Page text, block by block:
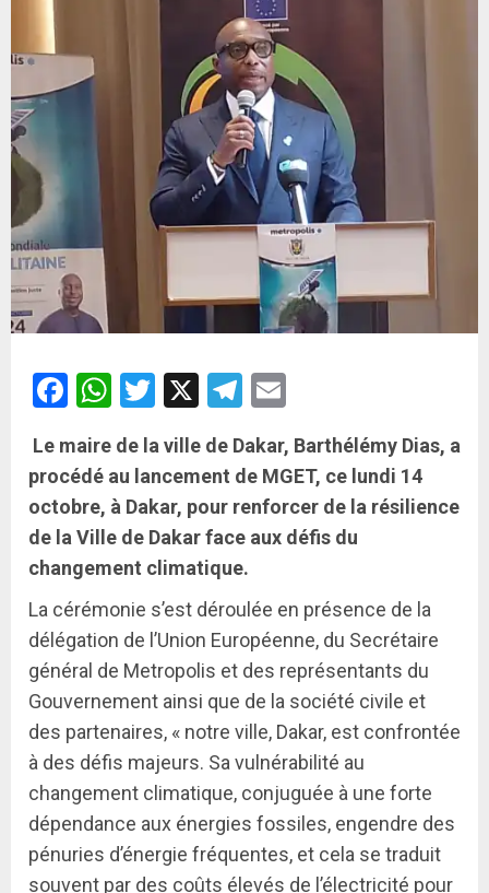
Facebook
WhatsApp
Twitter
X Telegram
Le maire de la ville de Dakar, Barthélémy Dias, a
procédé au lancement de MGET, ce lundi 14
octobre, à Dakar, pour renforcer de la résilience
de la Ville de Dakar face aux défis du
changement climatique.
La cérémonie s’est déroulée en présence de la
délégation de l’Union Européenne, du Secrétaire
général de Metropolis et des représentants du
Gouvernement ainsi que de la société civile et
des partenaires, « notre ville, Dakar, est confrontée
à des défis majeurs. Sa vulnérabilité au
changement climatique, conjuguée à une forte
dépendance aux énergies fossiles, engendre des
pénuries d’énergie fréquentes, et cela se traduit
souvent par des coûts élevés de l’électricité pour